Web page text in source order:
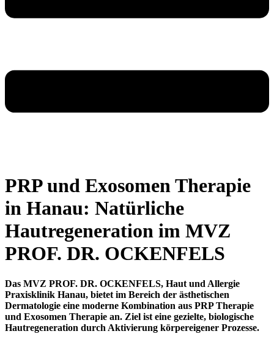
PRP und Exosomen Therapie
in Hanau: Natürliche
Hautregeneration im MVZ
PROF. DR. OCKENFELS
Das MVZ PROF. DR. OCKENFELS, Haut und Allergie
Praxisklinik Hanau, bietet im Bereich der ästhetischen
Dermatologie eine moderne Kombination aus PRP Therapie
und Exosomen Therapie an. Ziel ist eine gezielte, biologische
Hautregeneration durch Aktivierung körpereigener Prozesse.